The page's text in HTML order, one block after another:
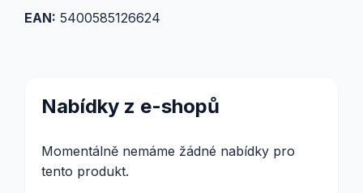
EAN: 5400585126624
Nabídky z e-shopů
Momentálně nemáme žádné nabídky pro
tento produkt.